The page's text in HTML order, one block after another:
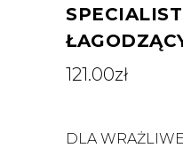
121.00zł
DLA